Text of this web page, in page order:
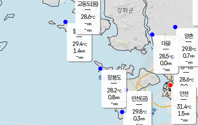
무의도
볼음도
29.4℃
1.4m/s
-mm
장봉도
28.2℃
0.8m/s
-mm
경서동
28.6℃
0.0m/s
-mm
대곶
28.5℃
0.0m/s
-mm
양촌
29.8℃
0.7m/s
-mm
인천(공)
29.8℃
0.3m/s
교동도(음)
28.6℃
-m/s
-mm
인천
31.4℃
1.5m/s
-mm